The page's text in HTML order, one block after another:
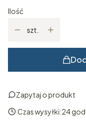
Ilość
szt.
Zapytaj o produkt
Czas wysyłki:24